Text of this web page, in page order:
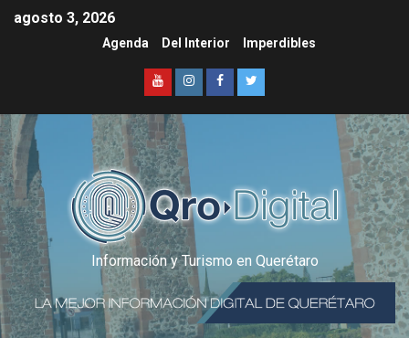
agosto 3, 2026
Agenda Del Interior Imperdibles
Información y Turismo en Querétaro